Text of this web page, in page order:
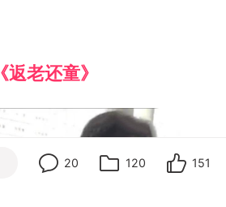
《返老还童》
20 120 151